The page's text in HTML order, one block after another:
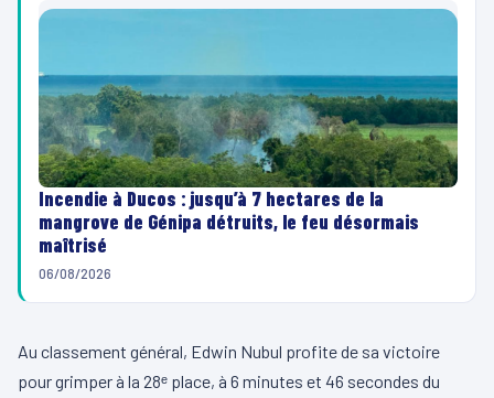
Incendie à Ducos : jusqu’à 7 hectares de la
mangrove de Génipa détruits, le feu désormais
maîtrisé
06/08/2026
Au classement général, Edwin Nubul profite de sa victoire
pour grimper à la 28ᵉ place, à 6 minutes et 46 secondes du